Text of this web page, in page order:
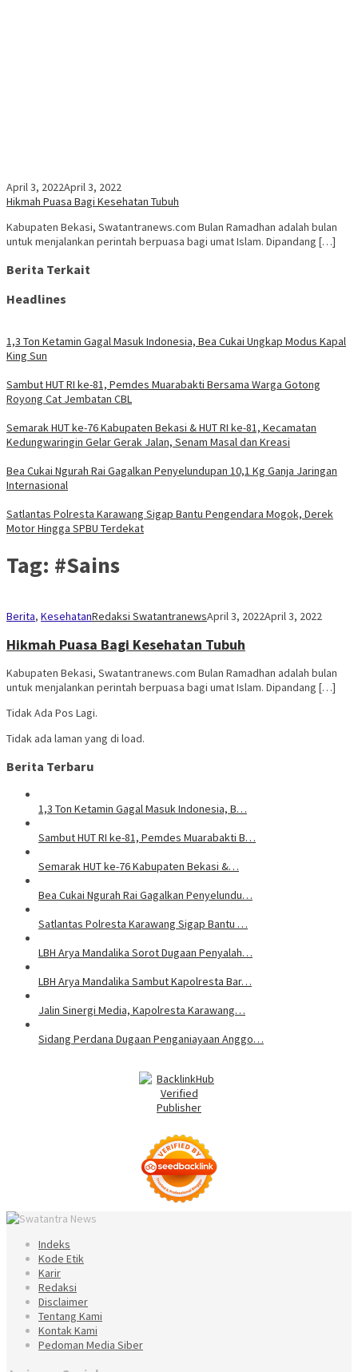
April 3, 2022April 3, 2022
Hikmah Puasa Bagi Kesehatan Tubuh
Kabupaten Bekasi, Swatantranews.com Bulan Ramadhan adalah bulan
untuk menjalankan perintah berpuasa bagi umat Islam. Dipandang […]
Berita Terkait
Headlines
1,3 Ton Ketamin Gagal Masuk Indonesia, Bea Cukai Ungkap Modus Kapal
King Sun
Sambut HUT RI ke-81, Pemdes Muarabakti Bersama Warga Gotong
Royong Cat Jembatan CBL
Semarak HUT ke-76 Kabupaten Bekasi & HUT RI ke-81, Kecamatan
Kedungwaringin Gelar Gerak Jalan, Senam Masal dan Kreasi
Bea Cukai Ngurah Rai Gagalkan Penyelundupan 10,1 Kg Ganja Jaringan
Internasional
Satlantas Polresta Karawang Sigap Bantu Pengendara Mogok, Derek
Motor Hingga SPBU Terdekat
Tag: #Sains
Berita, KesehatanRedaksi SwatantranewsApril 3, 2022April 3, 2022
Hikmah Puasa Bagi Kesehatan Tubuh
Kabupaten Bekasi, Swatantranews.com Bulan Ramadhan adalah bulan
untuk menjalankan perintah berpuasa bagi umat Islam. Dipandang […]
Tidak Ada Pos Lagi.
Tidak ada laman yang di load.
Berita Terbaru
1,3 Ton Ketamin Gagal Masuk Indonesia, B…
Sambut HUT RI ke-81, Pemdes Muarabakti B…
Semarak HUT ke-76 Kabupaten Bekasi &…
Bea Cukai Ngurah Rai Gagalkan Penyelundu…
Satlantas Polresta Karawang Sigap Bantu …
LBH Arya Mandalika Sorot Dugaan Penyalah…
LBH Arya Mandalika Sambut Kapolresta Bar…
Jalin Sinergi Media, Kapolresta Karawang…
Sidang Perdana Dugaan Penganiayaan Anggo…
Indeks
Kode Etik
Karir
Redaksi
Disclaimer
Tentang Kami
Kontak Kami
Pedoman Media Siber